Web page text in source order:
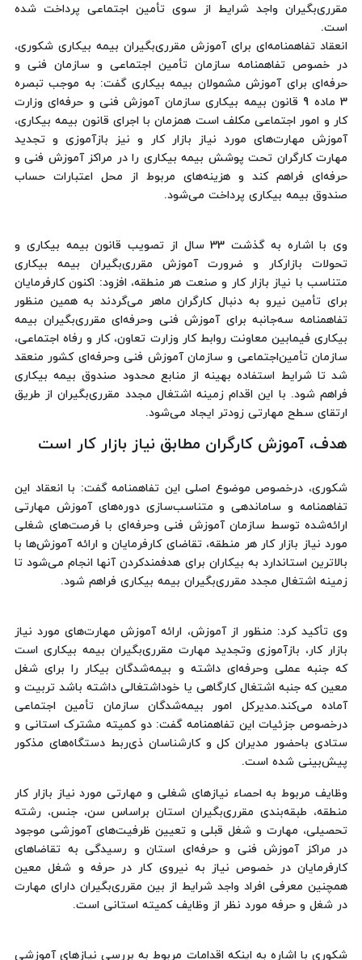
مقرری‌بگیران واجد شرایط از سوی تأمین اجتماعی پرداخت شده
است.
انعقاد تفاهمنامه‌ای برای آموزش مقرری‌بگیران بیمه بیکاری شکوری،
در خصوص تفاهمنامه سازمان تأمین اجتماعی و سازمان فنی و
حرفه‌ای برای آموزش مشمولان بیمه بیکاری گفت: به موجب تبصره
3 ماده 9 قانون بیمه بیکاری سازمان آموزش فنی و حرفه‌ای وزارت
کار و امور اجتماعی مکلف است همزمان با اجرای قانون بیمه بیکاری،
آموزش مهارت‌های مورد نیاز بازار کار و نیز بازآموزی و تجدید
مهارت کارگران تحت پوشش بیمه بیکاری را در مراکز آموزش فنی و
حرفه‌ای فراهم کند و هزینه‌های مربوط از محل اعتبارات حساب
صندوق بیمه بیکاری پرداخت می‌شود.
وی با اشاره به گذشت 33 سال از تصویب قانون بیمه بیکاری و
تحولات بازارکار و ضرورت آموزش مقرری‌بگیران بیمه بیکاری
متناسب با نیاز بازار کار و صنعت هر منطقه، افزود: اکنون کارفرمایان
برای تأمین نیرو به دنبال کارگران ماهر می‌گردند به همین منظور
تفاهمنامه سه‌جانبه برای آموزش فنی وحرفه‌ای مقرری‌بگیران بیمه
بیکاری فیمابین معاونت روابط کار وزارت تعاون، کار و رفاه اجتماعی،
سازمان تأمین‌اجتماعی و سازمان آموزش فنی وحرفه‌ای کشور منعقد
شد تا شرایط استفاده بهینه از منابع محدود صندوق بیمه بیکاری
فراهم شود. با این اقدام زمینه اشتغال مجدد مقرری‌بگیران از طریق
ارتقای سطح مهارتی زودتر ایجاد می‌شود.
هدف، آموزش کارگران مطابق نیاز بازار کار است
شکوری، درخصوص موضوع اصلی این تفاهمنامه گفت: با انعقاد این
تفاهمنامه و ساماندهی و متناسب‌سازی دوره‌های آموزش مهارتی
ارائه‌شده توسط سازمان آموزش فنی وحرفه‌ای با فرصت‌های شغلی
مورد نیاز بازار کار هر منطقه، تقاضای کارفرمایان و ارائه آموزش‌ها با
بالاترین استاندارد به بیکاران برای هدفمندکردن آنها انجام می‌شود تا
زمینه اشتغال مجدد مقرری‌بگیران بیمه بیکاری فراهم شود.
وی تأکید کرد: منظور از آموزش، ارائه آموزش مهارت‌های مورد نیاز
بازار کار، بازآموزی وتجدید مهارت مقرری‌بگیران بیمه بیکاری است
که جنبه عملی وحرفه‌ای داشته و بیمه‌شدگان بیکار را برای شغل
معین که جنبه اشتغال کارگاهی یا خوداشتغالی داشته باشد تربیت و
آماده می‌کند.مدیرکل امور بیمه‌شدگان سازمان تأمین اجتماعی
درخصوص جزئیات این تفاهمنامه گفت: دو کمیته مشترک استانی و
ستادی باحضور مدیران کل و کارشناسان ذی‌ربط دستگاه‌های مذکور
پیش‌بینی شده است.
وظایف مربوط به احصاء نیازهای شغلی و مهارتی مورد نیاز بازار کار
منطقه، طبقه‌بندی مقرری‌بگیران استان براساس سن، جنس، رشته
تحصیلی، مهارت و شغل قبلی و تعیین ظرفیت‌های آموزشی موجود
در مراکز آموزش فنی و حرفه‌ای استان و رسیدگی به تقاضاهای
کارفرمایان در خصوص نیاز به نیروی کار در حرفه و شغل معین
همچنین معرفی افراد واجد شرایط از بین مقرری‌بگیران دارای مهارت
در شغل و حرفه مورد نظر از وظایف کمیته استانی است.
شکوری با اشاره به اینکه اقدامات مربوط به بررسی نیازهای آموزشی